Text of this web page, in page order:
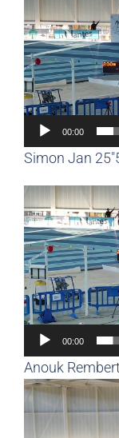
vidéo
00:00
Simon Jan
Lecteur
vidéo
00:00
Anouk Rembert